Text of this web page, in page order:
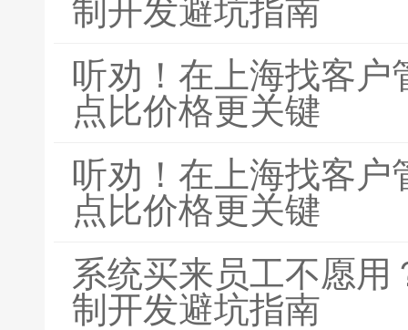
制开发避坑指南
听劝！在上海找客户
点比价格更关键
听劝！在上海找客户
点比价格更关键
系统买来员工不愿
制开发避坑指南